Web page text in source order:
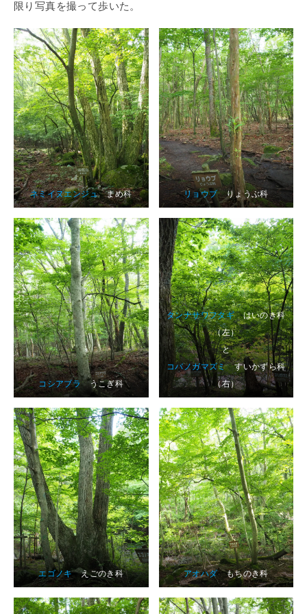
限り写真を撮って歩いた。
ネミイヌエンジュまめ科 リョウブりょうぶ科
コシアブラうこぎ科
タンナサワフタギはいのき科
（左）
と
コバノガマズミすいかずら科
（右）
エゴノキえごのき科 アオハダもちのき科